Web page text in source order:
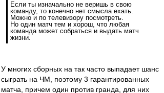
Если ты изначально не веришь в свою
команду, то конечно нет смысла ехать.
Можно и по телевизору посмотреть.
Но один матч тем и хорош, что любая
команда может собраться и выдать матч
жизни.
У многих сборных на так часто выпадает шанс
сыграть на ЧМ, поэтому 3 гарантированных
матча, причем один против гранда, для них